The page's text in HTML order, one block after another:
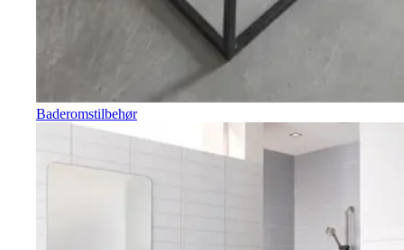
Baderomstilbehør